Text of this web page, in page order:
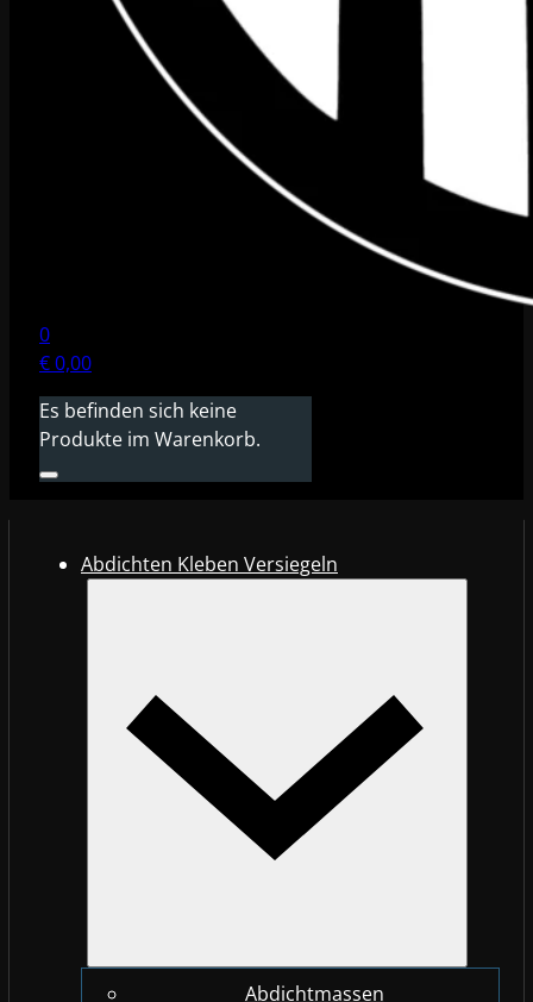
0
€0,00
Es befinden sich keine
Produkte im Warenkorb.
Abdichten Kleben Versiegeln
Abdichtmassen